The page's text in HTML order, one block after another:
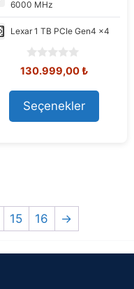
6000 MHz
Lexar 1 TB PCIe Gen4 x4
0
o
u
t
o
f
Orijinal
149.176,40 ₺.
130.999,00₺Şu
Seçenekler
15 16 →